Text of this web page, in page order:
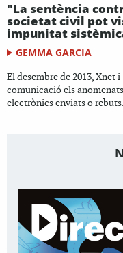
"La sentència
societat civil pot
impunitat
GEMMA GARCIA
El desembre de 2013, Xnet
comunicació els
electrònics enviats o